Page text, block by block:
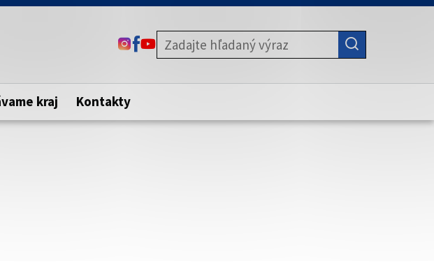
stránka je zabezpečená
webovú stránku. Zabezpečená stránka vždy začína
pred názvom domény webového sídla.
ODKAZ SA OTVORÍ NA NOVEJ KARTE
ODKAZ SA OTVORÍ NA NOVEJ KARTE
ODKAZ SA OTVORÍ NA NOVEJ KARTE
kraj Kontakty